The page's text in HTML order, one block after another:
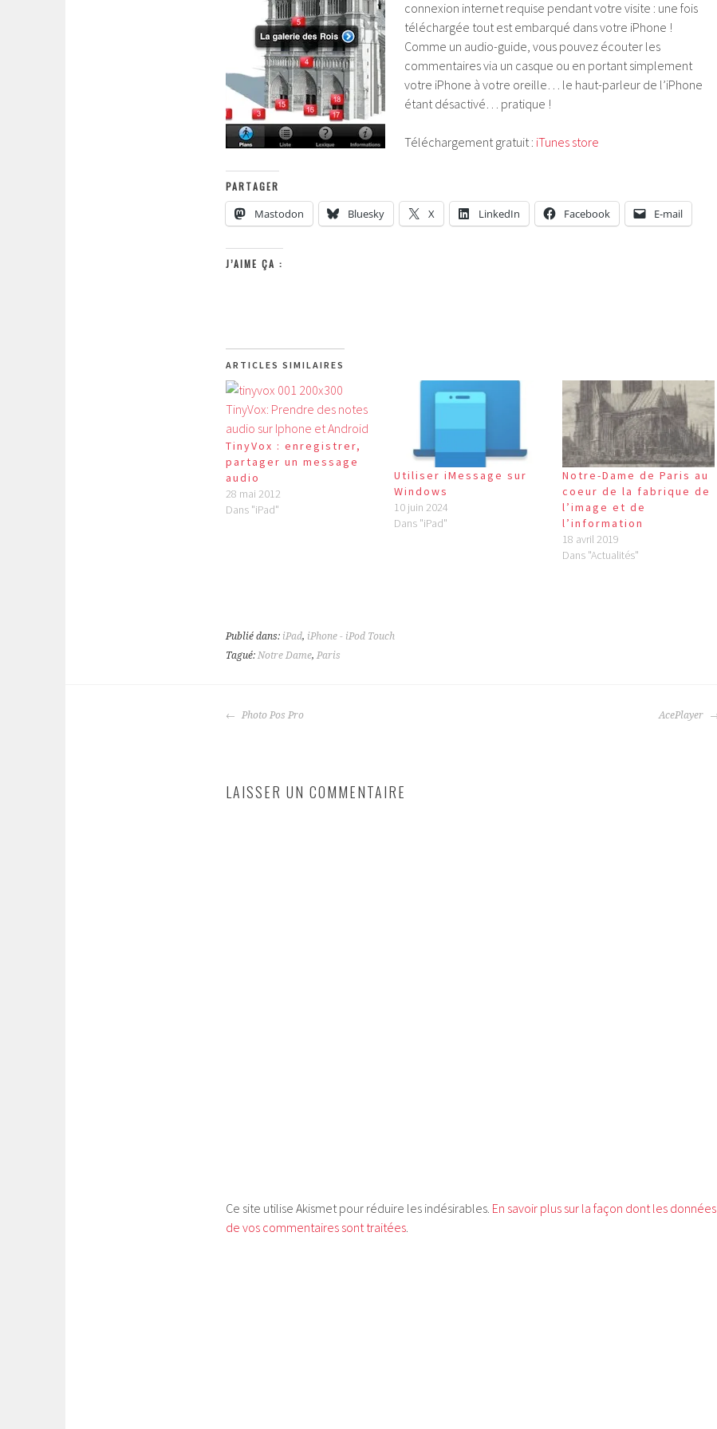
connexion internet requise pendant votre visite : une fois
téléchargée tout est embarqué dans votre iPhone !
Comme un audio-guide, vous pouvez écouter les
commentaires via un casque ou en portant simplement
votre iPhone à votre oreille… le haut-parleur de l’iPhone
étant désactivé… pratique !
Téléchargement gratuit : iTunes store
PARTAGER
Mastodon Bluesky X LinkedIn Facebook E-mail
J’AIME ÇA :
ARTICLES SIMILAIRES
TinyVox : enregistrer,
partager un message
audio
28 mai 2012
Dans "iPad"
Utiliser iMessage sur
Windows
10 juin 2024
Dans "iPad"
Notre-Dame de Paris au
coeur de la fabrique de
l’image et de
l’information
18 avril 2019
Dans "Actualités"
Publié dans: iPad, iPhone - iPod Touch
Tagué: Notre Dame, Paris
NAVIGATION
Photo Pos Pro AcePlayer
LAISSER UN COMMENTAIRE
Ce site utilise Akismet pour réduire les indésirables. En savoir plus sur la façon dont les données
de vos commentaires sont traitées.